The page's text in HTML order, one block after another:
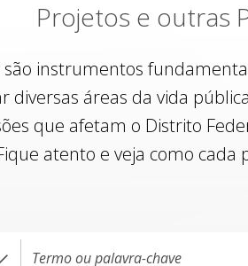
Projetos e outras
são instrumentos
diversas áreas da vida
que afetam o Distrito
atento e veja como